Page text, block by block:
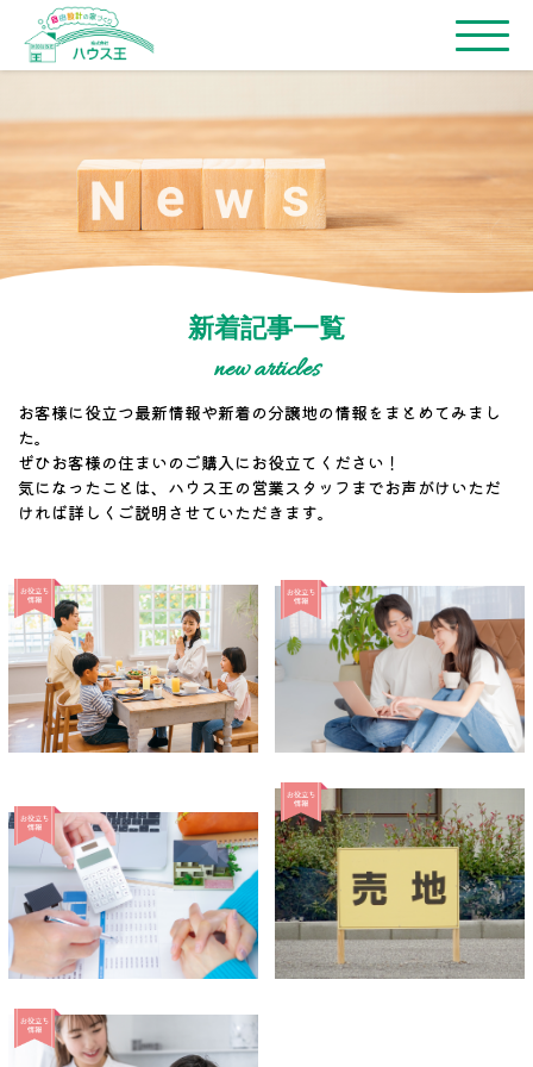
新着記事一覧
new articles
お客様に役立つ最新情報や新着の分譲地の情報をまとめてみまし
た。
ぜひお客様の住まいのご購入にお役立てください！
気になったことは、ハウス王の営業スタッフまでお声がけいただ
ければ詳しくご説明させていただきます。